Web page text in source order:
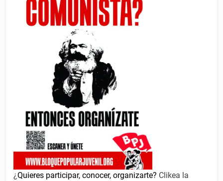
¿Quieres participar, conocer, organizarte? Clikea la